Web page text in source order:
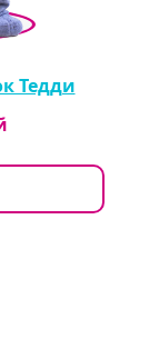
Тедди